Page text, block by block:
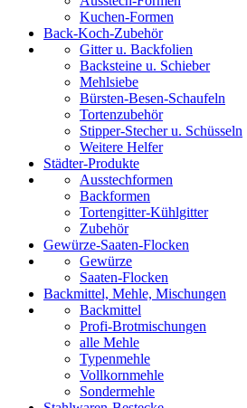
Kuchen-Formen
Back-Koch-Zubehör
Gitter u. Backfolien
Backsteine u. Schieber
Mehlsiebe
Bürsten-Besen-Schaufeln
Tortenzubehör
Stipper-Stecher u. Schüsseln
Weitere Helfer
Städter-Produkte
Ausstechformen
Backformen
Tortengitter-Kühlgitter
Zubehör
Gewürze-Saaten-Flocken
Gewürze
Saaten-Flocken
Backmittel, Mehle, Mischungen
Backmittel
Profi-Brotmischungen
alle Mehle
Typenmehle
Vollkornmehle
Sondermehle